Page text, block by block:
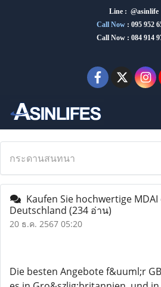
Line : @asinlife
Call Now : 095 952
Call Now : 084 914
กระดานสนทนา
Kaufen Sie hochwertige
Deutschland (234 อ่าน)
20 ธ.ค. 2567 05:20
Die besten Angebote f&uuml;r